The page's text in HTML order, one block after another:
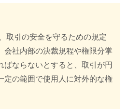
取引の安全を守るための規定
会社内部の決裁規程や権限分掌
ばならないとすると、取引が円
定の範囲で使用人に対外的な権